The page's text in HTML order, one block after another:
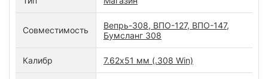
Совместимость
Вепрь-308, ВПО-127, ВПО-147,
Бумсланг 308
Калибр 7.62х51 мм (.308 Win)